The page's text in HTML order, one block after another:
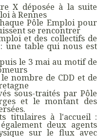
X déposée à la suite
à Rennes
Pôle Emploi pour
se rencontrer
et des collectifs de
une table qui nous est
le 3 mai au motif de
nombre de CDD et de
sous-traités par Pôle
et le montant des
titulaires à l'accueil :
deux agents
sur le flux avec